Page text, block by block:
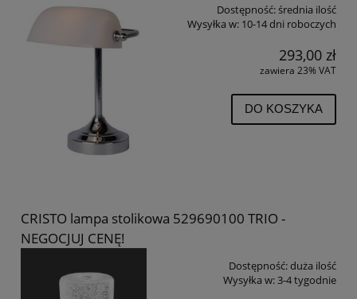
Dostępność:średnia ilość
Wysyłka w: 10-14 dni roboczych
293,00 zł
zawiera 23% VAT
DO KOSZYKA
CRISTO lampa stolikowa 529690100 TRIO -
NEGOCJUJ CENĘ!
Dostępność:duża ilość
Wysyłka w:3-4 tygodnie